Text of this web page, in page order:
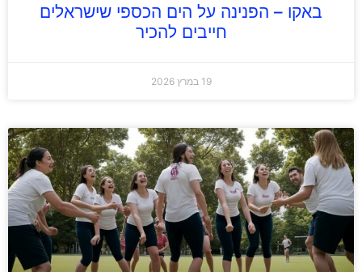
באקו – הפנינה על הים הכספי שישראלים
חייבים להכיר
19 במרץ 2026